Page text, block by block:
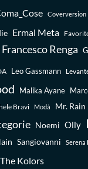
Coverversion
Ermal Meta
Francesco Renga
Leo Gassmann
Malika Ayane
Bravi Modà Mr. Rain
Noemi Olly
Sangiovanni Serena
The Kolors